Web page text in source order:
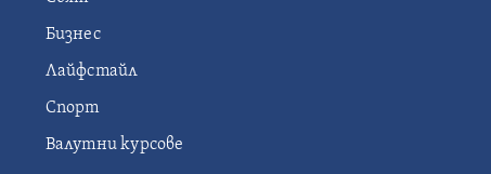
Бизнес
Лайфстайл
Спорт
Валутни курсове